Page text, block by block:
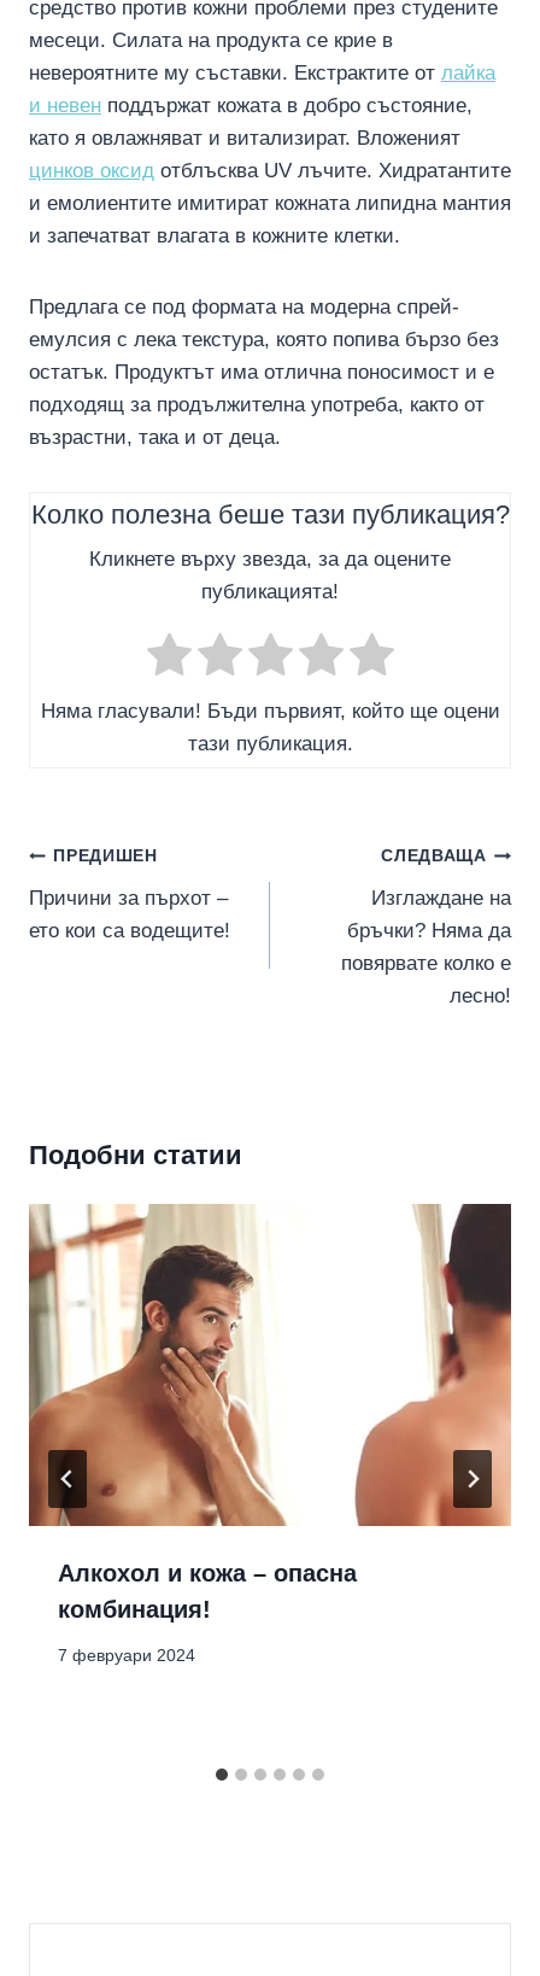
средство против кожни проблеми през студените
месеци. Силата на продукта се крие в
невероятните му съставки. Екстрактите от лайка
и невен поддържат кожата в добро състояние,
като я овлажняват и витализират. Вложеният
цинков оксид отблъсква UV лъчите. Хидратантите
и емолиентите имитират кожната липидна мантия
и запечатват влагата в кожните клетки.
Предлага се под формата на модерна спрей-
емулсия с лека текстура, която попива бързо без
остатък. Продуктът има отлична поносимост и е
подходящ за продължителна употреба, както от
възрастни, така и от деца.
Колко полезна беше тази публикация?
Кликнете върху звезда, за да оцените
публикацията!
Няма гласували! Бъди първият, който ще оцени
тази публикация.
Навигация
ПРЕДИШЕН
Причини за пърхот –
ето кои са водещите!
СЛЕДВАЩА
Изглаждане на
бръчки? Няма да
повярвате колко е
лесно!
Подобни статии
Алкохол и кожа – опасна
комбинация!
7 февруари 2024